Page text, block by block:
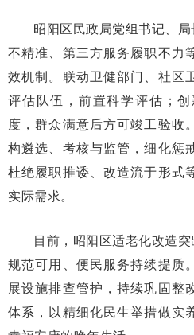
昭阳区民政局党组书记、
不精准、第三方服务履职不力
效机制。联动卫健部门、社区
评估队伍，前置科学评估；
度，群众满意后方可竣工验收
构遴选、考核与监管，细化惩
杜绝履职推诿、改造流于形式
实际需求。
目前，昭阳区适老化改造
规范可用、便民服务持续提质
展设施排查管护，持续巩固整
体系，以精细化民生举措做实